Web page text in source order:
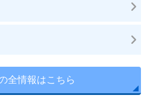
全情報はこちら